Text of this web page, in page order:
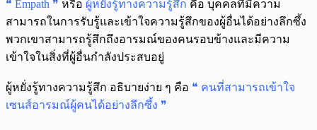
❝ Empath ❞ หรือ ผู้หยั่งรู้ทางความรู้สึก คือ บุคคลที่มีความ
สามารถในการรับรู้และเข้าใจความรู้สึกของผู้อื่นได้อย่างลึกซึ้ง
พวกเขาสามารถรู้สึกถึงอารมณ์ของคนรอบข้างและมีความ
เข้าใจในสิ่งที่ผู้อื่นกำลังประสบอยู่
ผู้หยั่งรู้ทางความรู้สึก อธิบายง่าย ๆ คือ ❝ คนที่สามารถเข้าใจ
เซนส์อารมณ์ผู้คนได้อย่างลึกซึ้ง ❞